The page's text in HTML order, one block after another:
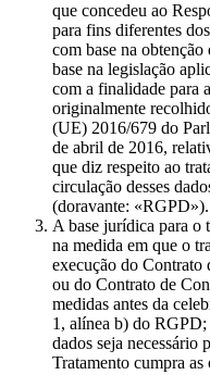
que concedeu ao
para fins diferentes
com base na
base na legislação
com a finalidade para
originalmente
(UE) 2016/679 do
de abril de 2016,
que diz respeito ao
circulação desses
(doravante: «RGPD»).
A base jurídica para o
na medida em que o
execução do Contrato
ou do Contrato de
medidas antes da
1, alínea b) do RGPD;
dados seja necessário
Tratamento cumpra